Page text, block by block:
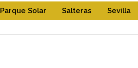
Parque Solar Salteras Sevilla